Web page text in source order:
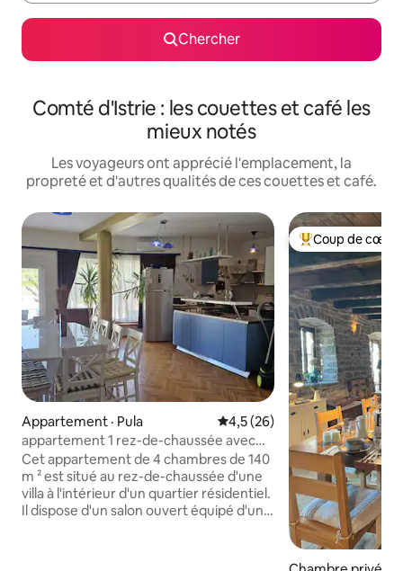
Chercher
Comté d'Istrie : les couettes et café les
mieux notés
Les voyageurs ont apprécié l'emplacement, la
propreté et d'autres qualités de ces couettes et café.
Appartement · Pula Note moyenne de 4,5 sur 5,
4,5 (26)
appartement 1 rez-de-chaussée avec
accès à la piscine
Cet appartement de 4 chambres de 140
m ² est situé au rez-de-chaussée d'une
villa à l'intérieur d'un quartier résidentiel.
Il dispose d'un salon ouvert équipé d'un
Coup de cœur
Coup de cœur